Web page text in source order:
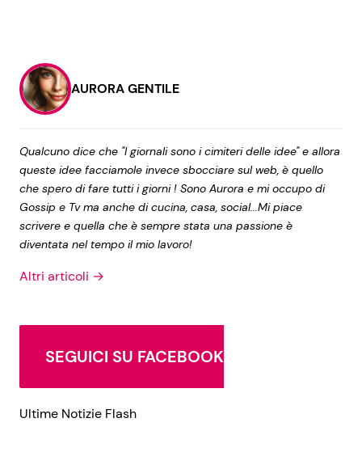
AURORA GENTILE
Qualcuno dice che "I giornali sono i cimiteri delle idee" e allora
queste idee facciamole invece sbocciare sul web, è quello
che spero di fare tutti i giorni ! Sono Aurora e mi occupo di
Gossip e Tv ma anche di cucina, casa, social...Mi piace
scrivere e quella che è sempre stata una passione è
diventata nel tempo il mio lavoro!
Altri articoli →
SEGUICI SU FACEBOOK
Ultime Notizie Flash